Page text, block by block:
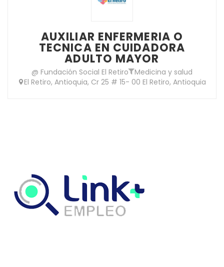
AUXILIAR ENFERMERIA O
TECNICA EN CUIDADORA
ADULTO MAYOR
@ Fundación Social El Retiro
Medicina y salud
El Retiro, Antioquia, Cr 25 # 15- 00 El Retiro, Antioquia